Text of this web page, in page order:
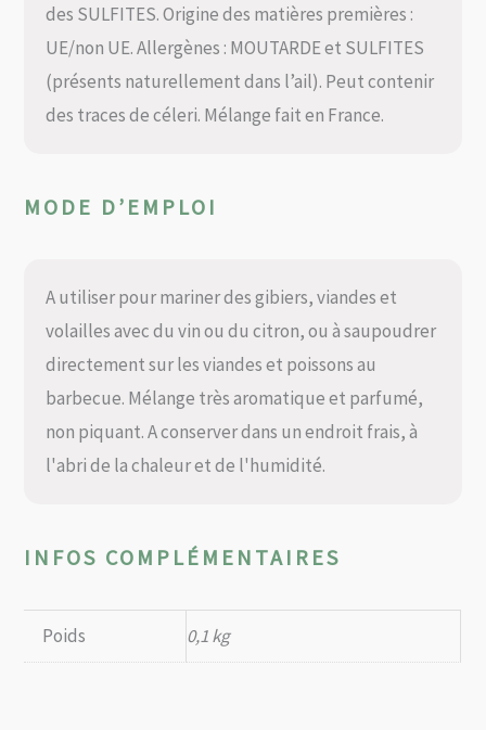
des SULFITES. Origine des matières premières :
UE/non UE. Allergènes : MOUTARDE et SULFITES
(présents naturellement dans l’ail). Peut contenir
des traces de céleri. Mélange fait en France.
MODE D’EMPLOI
A utiliser pour mariner des gibiers, viandes et
volailles avec du vin ou du citron, ou à saupoudrer
directement sur les viandes et poissons au
barbecue. Mélange très aromatique et parfumé,
non piquant. A conserver dans un endroit frais, à
l'abri de la chaleur et de l'humidité.
INFOS COMPLÉMENTAIRES
Poids 0,1 kg